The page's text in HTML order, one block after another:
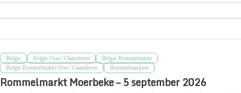
Belgie Belgie Oost-Vlaanderen
Belgie Rommelmarkt
Belgie Rommelmarkt Oost-Vlaanderen
Rommelmarkten
Rommelmarkt Moerbeke – 5 september 2026